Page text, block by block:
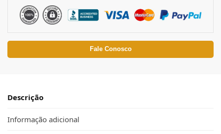
Fale Conosco
Descrição
Informação adicional